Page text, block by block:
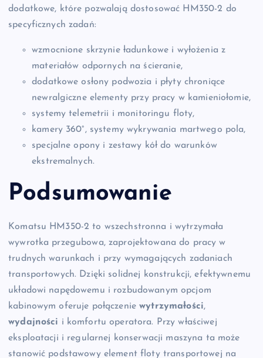
dodatkowe, które pozwalają dostosować HM350-2 do
specyficznych zadań:
wzmocnione skrzynie ładunkowe i wyłożenia z
materiałów odpornych na ścieranie,
dodatkowe osłony podwozia i płyty chroniące
newralgiczne elementy przy pracy w kamieniołomie,
systemy telemetrii i monitoringu floty,
kamery 360°, systemy wykrywania martwego pola,
specjalne opony i zestawy kół do warunków
ekstremalnych.
Podsumowanie
Komatsu HM350-2 to wszechstronna i wytrzymała
wywrotka przegubowa, zaprojektowana do pracy w
trudnych warunkach i przy wymagających zadaniach
transportowych. Dzięki solidnej konstrukcji, efektywnemu
układowi napędowemu i rozbudowanym opcjom
kabinowym oferuje połączeniewytrzymałości,
wydajności i komfortu operatora. Przy właściwej
eksploatacji i regularnej konserwacji maszyna ta może
stanowić podstawowy element floty transportowej na